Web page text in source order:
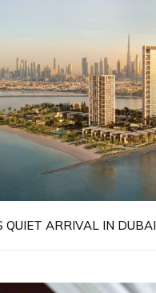
QUIET ARRIVAL IN DUBAI